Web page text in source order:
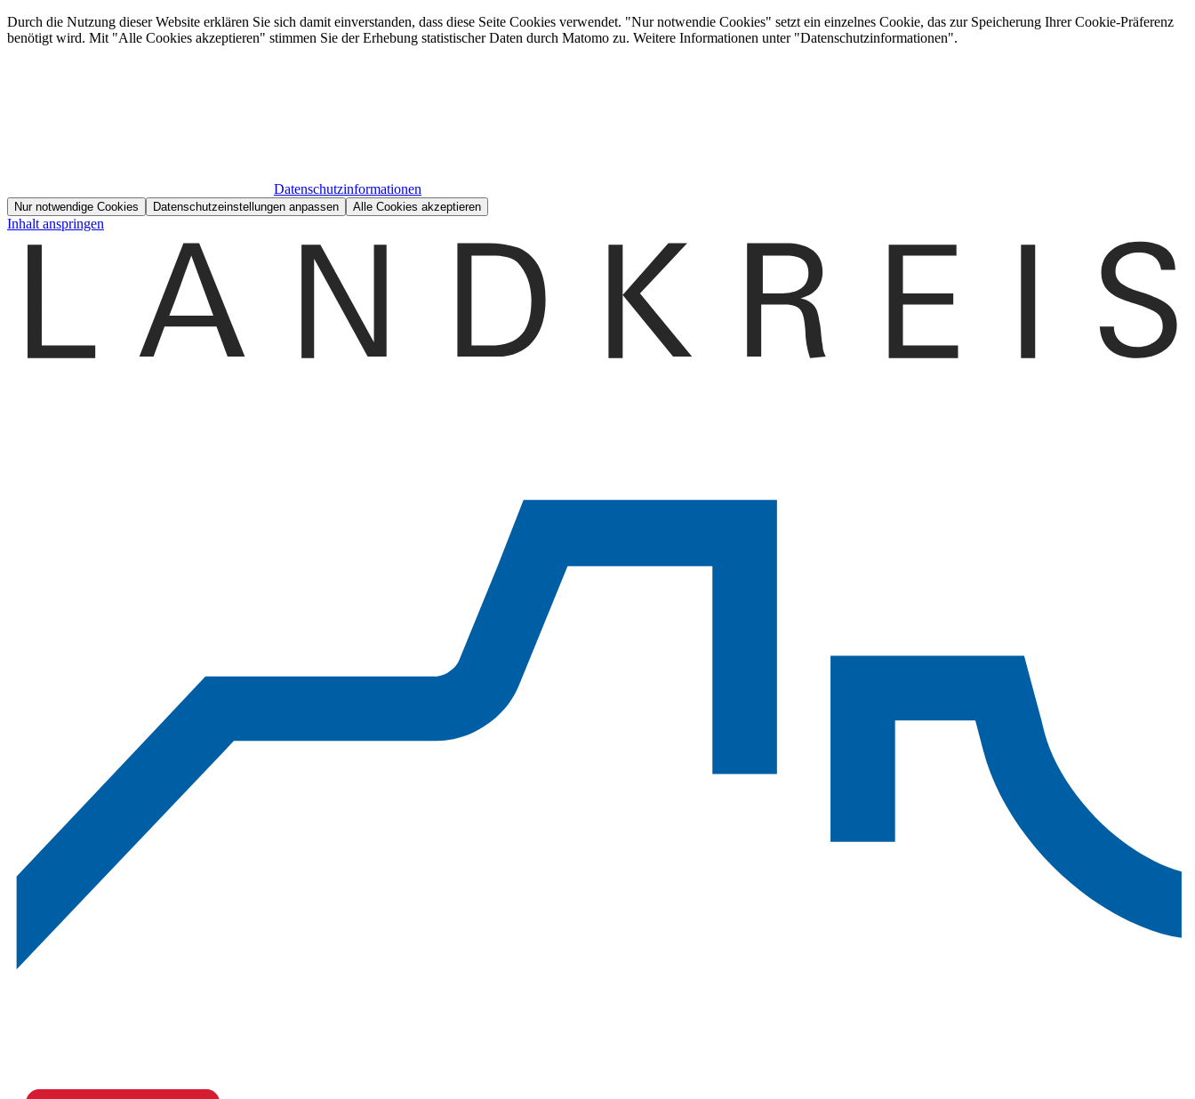
Durch die Nutzung dieser Website erklären Sie sich damit einverstanden, dass diese Seite Cookies verwendet. "Nur notwendie Cookies" setzt ein einzelnes Cookie, das zur Speicherung Ihrer Cookie-Präferenz
benötigt wird. Mit "Alle Cookies akzeptieren" stimmen Sie der Erhebung statistischer Daten durch Matomo zu. Weitere Informationen unter "Datenschutzinformationen".
Datenschutzinformationen
Nur notwendige Cookies Datenschutzeinstellungen anpassen Alle Cookies akzeptieren
Inhalt anspringen